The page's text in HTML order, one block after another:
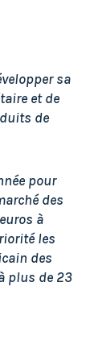
sa
et de
de
pour
des
à
les
des
plus de 23